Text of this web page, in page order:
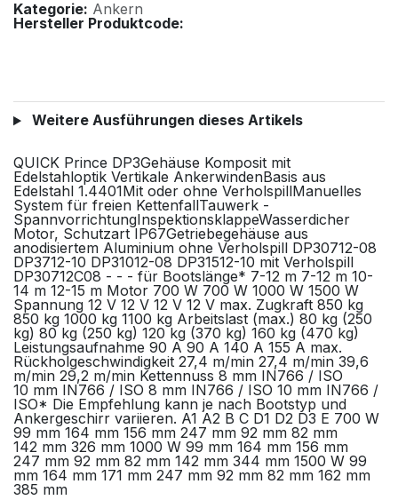
Kategorie: Ankern
Hersteller Produktcode:
Weitere Ausführungen dieses Artikels
QUICK Prince DP3Gehäuse Komposit mit
Edelstahloptik Vertikale AnkerwindenBasis aus
Edelstahl 1.4401Mit oder ohne VerholspillManuelles
System für freien KettenfallTauwerk -
SpannvorrichtungInspektionsklappeWasserdicher
Motor, Schutzart IP67Getriebegehäuse aus
anodisiertem Aluminium ohne Verholspill DP30712-08
DP3712-10 DP31012-08 DP31512-10 mit Verholspill
DP30712C08 - - - für Bootslänge* 7-12 m 7-12 m 10-
14 m 12-15 m Motor 700 W 700 W 1000 W 1500 W
Spannung 12 V 12 V 12 V 12 V max. Zugkraft 850 kg
850 kg 1000 kg 1100 kg Arbeitslast (max.) 80 kg (250
kg) 80 kg (250 kg) 120 kg (370 kg) 160 kg (470 kg)
Leistungsaufnahme 90 A 90 A 140 A 155 A max.
Rückholgeschwindigkeit 27,4 m/min 27,4 m/min 39,6
m/min 29,2 m/min Kettennuss 8 mm IN766 / ISO
10 mm IN766 / ISO 8 mm IN766 / ISO 10 mm IN766 /
ISO* Die Empfehlung kann je nach Bootstyp und
Ankergeschirr variieren. A1 A2 B C D1 D2 D3 E 700 W
99 mm 164 mm 156 mm 247 mm 92 mm 82 mm
142 mm 326 mm 1000 W 99 mm 164 mm 156 mm
247 mm 92 mm 82 mm 142 mm 344 mm 1500 W 99
mm 164 mm 171 mm 247 mm 92 mm 82 mm 162 mm
385 mm